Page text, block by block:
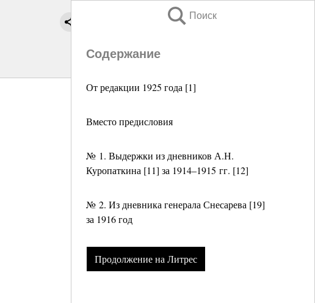
Поиск
Содержание
От редакции 1925 года [1]
Вместо предисловия
№ 1. Выдержки из дневников А.Н.
Куропаткина [11] за 1914–1915 гг. [12]
№ 2. Из дневника генерала Снесарева [19]
за 1916 год
Продолжение на Литрес